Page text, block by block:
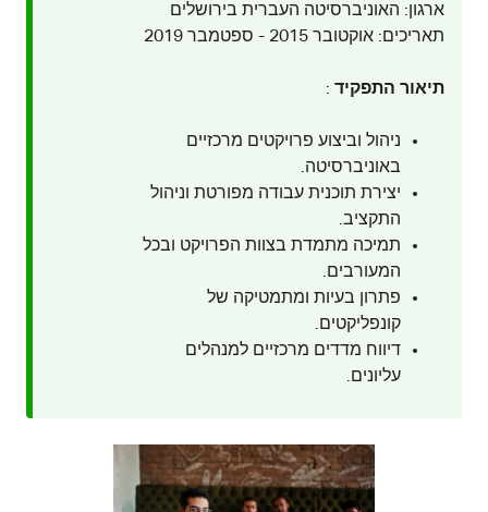
ארגון: האוניברסיטה העברית בירושלים
תאריכים: אוקטובר 2015 - ספטמבר 2019
: תיאור התפקיד
ניהול וביצוע פרויקטים מרכזיים
באוניברסיטה.
יצירת תוכנית עבודה מפורטת וניהול
התקציב.
תמיכה מתמדת בצוות הפרויקט ובכל
המעורבים.
פתרון בעיות ומתמטיקה של
קונפליקטים.
דיווח מדדים מרכזיים למנהלים
עליונים.